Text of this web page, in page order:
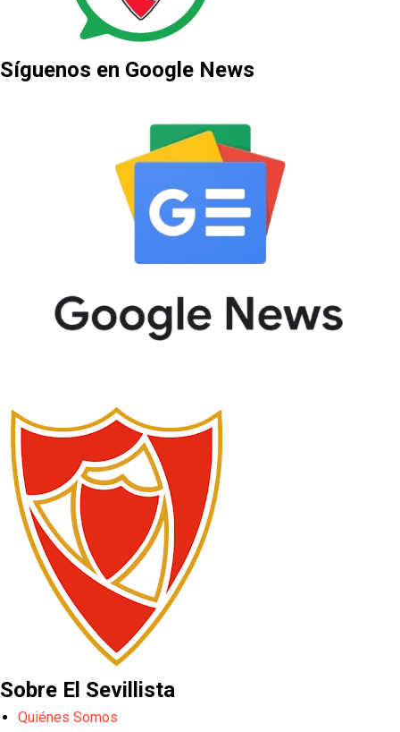
Síguenos en Google News
Sobre El Sevillista
Quiénes Somos